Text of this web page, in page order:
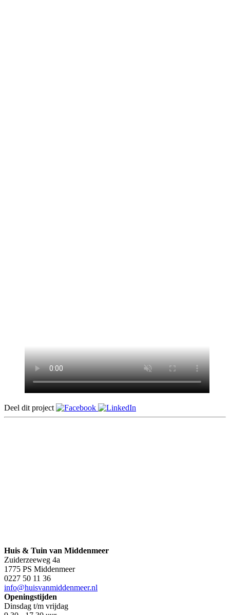
Deel dit project
Huis & Tuin van Middenmeer
Zuiderzeeweg 4a
1775 PS Middenmeer
0227 50 11 36
info@huisvanmiddenmeer.nl
Openingstijden
Dinsdag t/m vrijdag